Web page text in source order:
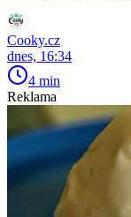
Cooky.cz
dnes, 16:34
4 min
Reklama